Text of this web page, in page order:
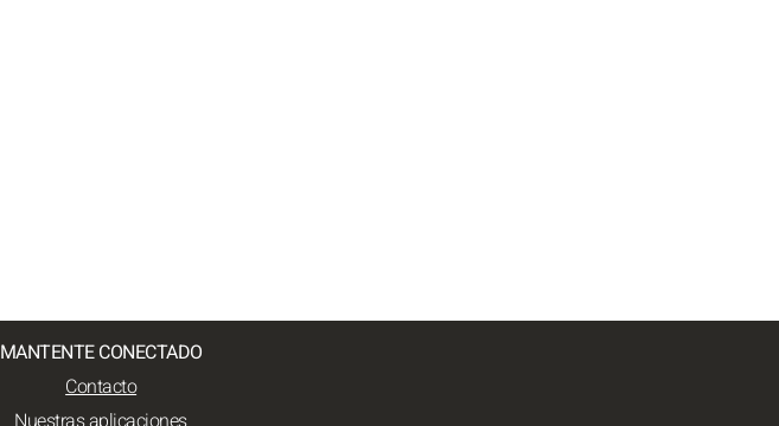
MANTENTE CONECTADO
Contacto